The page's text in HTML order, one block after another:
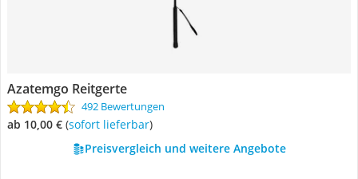
Azatemgo Reitgerte
492 Bewertungen
ab 10,00 € ( Sofort lieferbar)
Preisvergleich und weitere Angebote